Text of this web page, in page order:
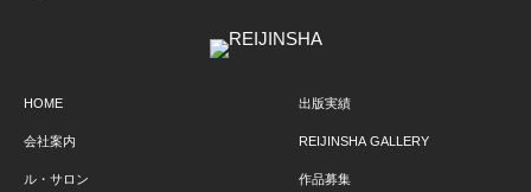
HOME
会社案内
ル・サロン
出版実績
REIJINSHA GALLERY
作品募集